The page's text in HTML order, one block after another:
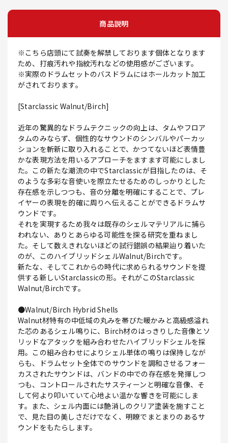
商品説明
※こちら店頭にて試奏を解禁しております個体となります
ため、打痕汚れや指紋汚れなどの使用感がございます。
※実際のドラムセットのバスドラムにはホールカット加工
がされております。
[Starclassic Walnut/Birch]
近年の驚異的なドラムテクニックの向上は、タムやフロア
タムのみならず、個性的なサウンドのシンバルやパーカッ
ションを斬新に取り入れることで、かつてないほど表情豊
かな表現方法を用いるアプローチをますます可能にしまし
た。この新たな潮流の中でStarclassicが目指したのは、そ
のような多彩な音使いを際立たせるためのしっかりとした
存在感を示しつつも、音の分離を明確にすることで、プレ
イヤーの表現を的確に周りへ伝えることができるドラムサ
ウンドです。
それを実現するため我々は既存のシェルマテリアルに捕ら
われない、ありとあらゆる可能性を探る研究を重ねまし
た。そして数えきれないほどの試行錯誤の結果辿り着いた
のが、このハイブリッドシェルWalnut/Birchです。
新たな、そしてこれからの時代に求められるサウンドを提
供する新しいStarclassicの形。それがこのStarclassic
Walnut/Birchです。
●Walnut/Birch Hybrid Shells
Walnut材特有の中低域の丸みを帯びた暖かみと高級感溢れ
た芯のあるシェル鳴りに、Birch材のはっきりした音像とソ
リッドなアタックを組み合わせたハイブリッドシェルを採
用。この組み合わせによりシェル単体の鳴りは保持しなが
らも、ドラムセット全体でのサウンドを調和させるフォー
カスされたサウンドは、バンドの中での存在感を発揮しつ
つも、コントロールされたサスティーンと明確な音像、そ
して何より叩いていて心地よい温かな響きを可能にしま
す。また、シェル内面には艶消しのクリア塗装を施すこと
で、見た目の美しさだけでなく、明瞭でまとまりのあるサ
ウンドをもたらします。